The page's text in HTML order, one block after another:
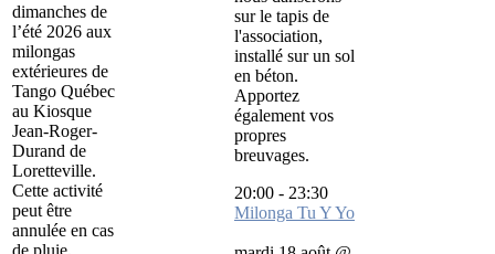
dimanches de
l’été 2026 aux
milongas
extérieures de
Tango Québec
au Kiosque
Jean-Roger-
Durand de
Loretteville.
Cette activité
peut être
annulée en cas
de pluie,
sur le tapis de
l'association,
installé sur un sol
en béton.
Apportez
également vos
propres
breuvages.
20:00 - 23:30
Milonga Tu Y Yo